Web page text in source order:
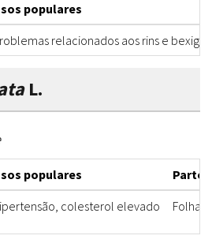
populares
relacionados aos rins e bexiga
L.
populares
colesterol elevado Folha